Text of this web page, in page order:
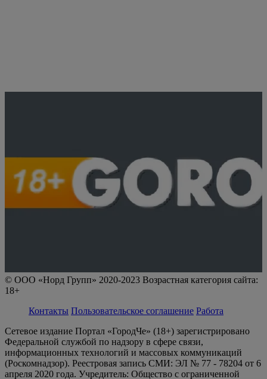
© ООО «Норд Групп» 2020-2023 Возрастная категория сайта:
18+
Контакты Пользовательское соглашение Работа
Сетевое издание Портал «ГородЧе» (18+) зарегистрировано
Федеральной службой по надзору в сфере связи,
информационных технологий и массовых коммуникаций
(Роскомнадзор). Реестровая запись СМИ: ЭЛ № 77 - 78204 от 6
апреля 2020 года. Учредитель: Общество с ограниченной